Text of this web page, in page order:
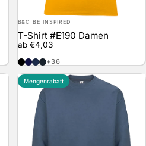
Anbieter:
B&C BE INSPIRED
T-Shirt #E190 Damen
ab €4,03
Black
Navy Blue
Navy
Used Black
+36
Mengenrabatt